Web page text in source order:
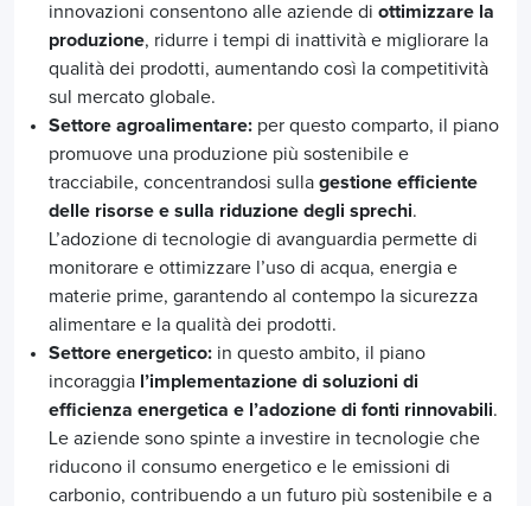
innovazioni consentono alle aziende di ottimizzare la
produzione, ridurre i tempi di inattività e migliorare la
qualità dei prodotti, aumentando così la competitività
sul mercato globale.
Settore agroalimentare: per questo comparto, il piano
promuove una produzione più sostenibile e
tracciabile, concentrandosi sulla gestione efficiente
delle risorse e sulla riduzione degli sprechi.
L’adozione di tecnologie di avanguardia permette di
monitorare e ottimizzare l’uso di acqua, energia e
materie prime, garantendo al contempo la sicurezza
alimentare e la qualità dei prodotti.
Settore energetico: in questo ambito, il piano
incoraggia l’implementazione di soluzioni di
efficienza energetica e l’adozione di fonti rinnovabili.
Le aziende sono spinte a investire in tecnologie che
riducono il consumo energetico e le emissioni di
carbonio, contribuendo a un futuro più sostenibile e a